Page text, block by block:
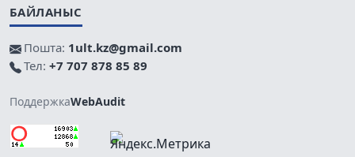
БАЙЛАНЫС
Пошта: 1ult.kz@gmail.com
Тел: +7 707 878 85 89
ПоддержкаWebAudit